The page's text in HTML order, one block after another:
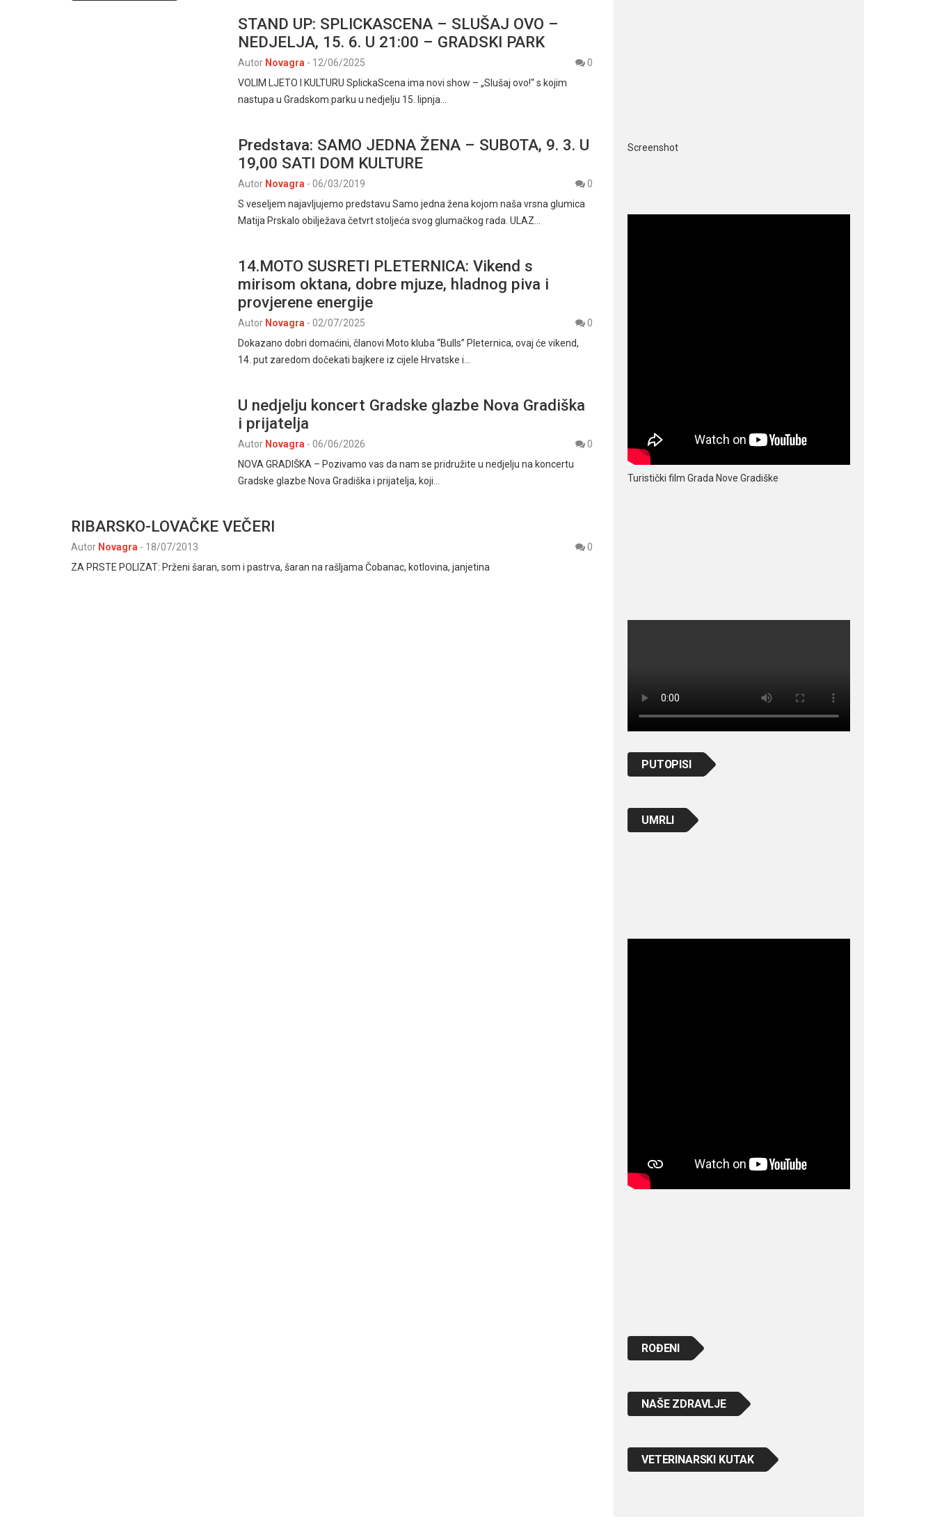
STAND UP: SPLICKASCENA – SLUŠAJ OVO –
NEDJELJA, 15. 6. U 21:00 – GRADSKI PARK
Autor Novagra - 12/06/2025
0
VOLIM LJETO I KULTURU SplickaScena ima novi show – „Slušaj ovo!“ s kojim
nastupa u Gradskom parku u nedjelju 15. lipnja…
Predstava: SAMO JEDNA ŽENA – SUBOTA, 9. 3. U
19,00 SATI DOM KULTURE
Autor Novagra - 06/03/2019
0
S veseljem najavljujemo predstavu Samo jedna žena kojom naša vrsna glumica
Matija Prskalo obilježava četvrt stoljeća svog glumačkog rada. ULAZ…
14.MOTO SUSRETI PLETERNICA: Vikend s
mirisom oktana, dobre mjuze, hladnog piva i
provjerene energije
Autor Novagra - 02/07/2025
0
Dokazano dobri domaćini, članovi Moto kluba “Bulls” Pleternica, ovaj će vikend,
14. put zaredom dočekati bajkere iz cijele Hrvatske i…
U nedjelju koncert Gradske glazbe Nova Gradiška
i prijatelja
Autor Novagra - 06/06/2026
0
NOVA GRADIŠKA – Pozivamo vas da nam se pridružite u nedjelju na koncertu
Gradske glazbe Nova Gradiška i prijatelja, koji…
RIBARSKO-LOVAČKE VEČERI
Autor Novagra - 18/07/2013
0
ZA PRSTE POLIZAT: Prženi šaran, som i pastrva, šaran na rašljama Čobanac, kotlovina, janjetina
Screenshot
Turistički film Grada Nove Gradiške
PUTOPISI
UMRLI
ROĐENI
NAŠE ZDRAVLJE
VETERINARSKI KUTAK